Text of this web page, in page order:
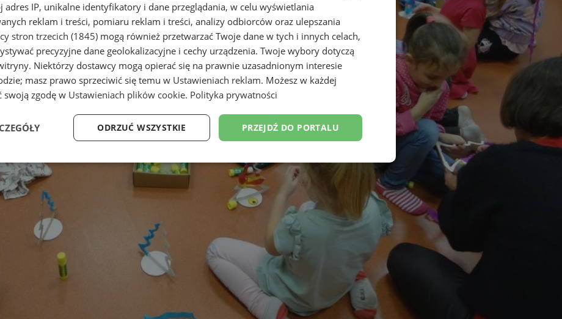
adres IP, unikalne identyfikatory i dane przeglądania, w celu wyświetlania
reklam i treści, pomiaru reklam i treści, analizy odbiorców oraz ulepszania
stron trzecich (1845) mogą również przetwarzać Twoje dane w tych i innych celach,
precyzyjne dane geolokalizacyjne i cechy urządzenia. Twoje wybory dotyczą
Niektórzy dostawcy mogą opierać się na prawnie uzasadnionym interesie
masz prawo sprzeciwić się temu w Ustawieniach reklam. Możesz w każdej
swoją zgodę w Ustawieniach plików cookie. Polityka prywatności
PRZEJDŹ DO PORTALU
ODRZUĆ WSZYSTKIE
Wydajność Targetowanie Funkcjonalność Niesklasyfikowane
Wydajność Targetowanie Funkcjonalność Niesklasyfikowane
umożliwiają korzystanie z podstawowych funkcji strony internetowej, takich jak logowanie użytkownika i
Bez niezbędnych plików cookie nie można prawidłowo korzystać ze strony internetowej.
przechowywania